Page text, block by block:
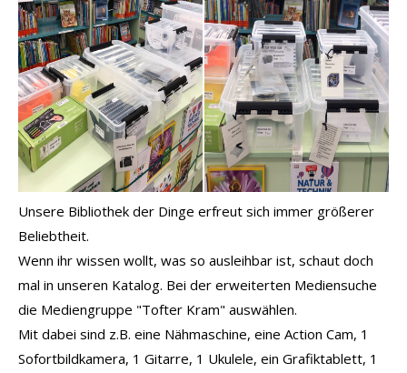
Unsere Bibliothek der Dinge erfreut sich immer größerer
Beliebtheit.
Wenn ihr wissen wollt, was so ausleihbar ist, schaut doch
mal in unseren Katalog. Bei der erweiterten Mediensuche
die Mediengruppe "Tofter Kram" auswählen.
Mit dabei sind z.B. eine Nähmaschine, eine Action Cam, 1
Sofortbildkamera, 1 Gitarre, 1 Ukulele, ein Grafiktablett, 1